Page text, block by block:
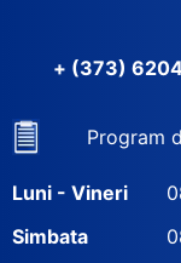
+ (373)
Program
Luni - Vineri
Simbata